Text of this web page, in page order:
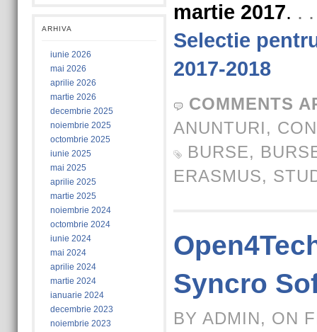
ARHIVA
iunie 2026
mai 2026
aprilie 2026
martie 2026
decembrie 2025
noiembrie 2025
octombrie 2025
iunie 2025
mai 2025
aprilie 2025
martie 2025
noiembrie 2024
octombrie 2024
iunie 2024
mai 2024
aprilie 2024
martie 2024
ianuarie 2024
decembrie 2023
noiembrie 2023
martie 2017. .
Selectie
2017-2018
COMMENTS
ANUNTURI,
BURSE,
ERASMUS,
Syncro
BY ADMIN, ON